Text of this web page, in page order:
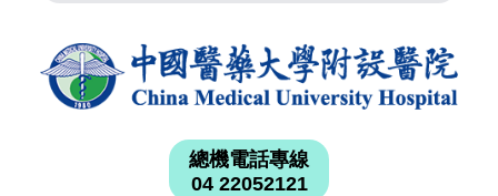
總機電話專線
04 22052121